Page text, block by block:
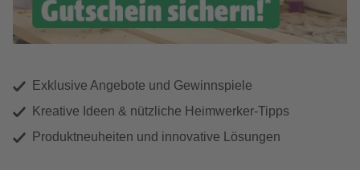
Exklusive Angebote und Gewinnspiele
Kreative Ideen & nützliche Heimwerker-Tipps
Produktneuheiten und innovative Lösungen